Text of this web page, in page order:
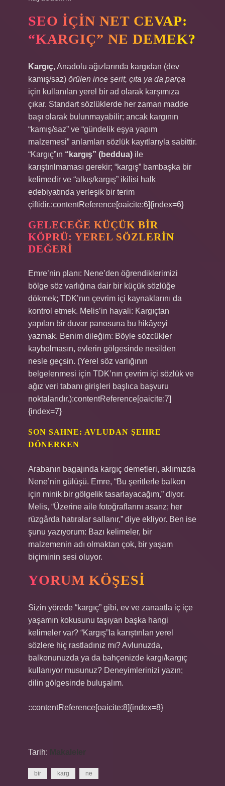
SEO IÇIN NET CEVAP:
“KARGIÇ” NE DEMEK?
Kargıç, Anadolu ağızlarında kargıdan (dev
kamış/saz) örülen ince şerit, çıta ya da parça
için kullanılan yerel bir ad olarak karşımıza
çıkar. Standart sözlüklerde her zaman madde
başı olarak bulunmayabilir; ancak kargının
“kamış/saz” ve “gündelik eşya yapım
malzemesi” anlamları sözlük kayıtlarıyla sabittir.
“Kargıç”ın “kargış” (beddua) ile
karıştırılmaması gerekir; “kargış” bambaşka bir
kelimedir ve “alkış/kargış” ikilisi halk
edebiyatında yerleşik bir terim
çiftidir.:contentReference[oaicite:6]{index=6}
GELECEĞE KÜÇÜK BIR
KÖPRÜ: YEREL SÖZLERIN
DEĞERI
Emre’nin planı: Nene’den öğrendiklerimizi
bölge söz varlığına dair bir küçük sözlüğe
dökmek; TDK’nın çevrim içi kaynaklarını da
kontrol etmek. Melis’in hayali: Kargıçtan
yapılan bir duvar panosuna bu hikâyeyi
yazmak. Benim dileğim: Böyle sözcükler
kaybolmasın, evlerin gölgesinde nesilden
nesle geçsin. (Yerel söz varlığının
belgelenmesi için TDK’nın çevrim içi sözlük ve
ağız veri tabanı girişleri başlıca başvuru
noktalarıdır.):contentReference[oaicite:7]
{index=7}
SON SAHNE: AVLUDAN ŞEHRE
DÖNERKEN
Arabanın bagajında kargıç demetleri, aklımızda
Nene’nin gülüşü. Emre, “Bu şeritlerle balkon
için minik bir gölgelik tasarlayacağım,” diyor.
Melis, “Üzerine aile fotoğraflarını asarız; her
rüzgârda hatıralar sallanır,” diye ekliyor. Ben ise
şunu yazıyorum: Bazı kelimeler, bir
malzemenin adı olmaktan çok, bir yaşam
biçiminin sesi oluyor.
YORUM KÖŞESI
Sizin yörede “kargıç” gibi, ev ve zanaatla iç içe
yaşamın kokusunu taşıyan başka hangi
kelimeler var? “Kargış”la karıştırılan yerel
sözlere hiç rastladınız mı? Avlunuzda,
balkonunuzda ya da bahçenizde kargı/kargıç
kullanıyor musunuz? Deneyimlerinizi yazın;
dilin gölgesinde buluşalım.
::contentReference[oaicite:8]{index=8}
Tarih: Makaleler
bir karg ne